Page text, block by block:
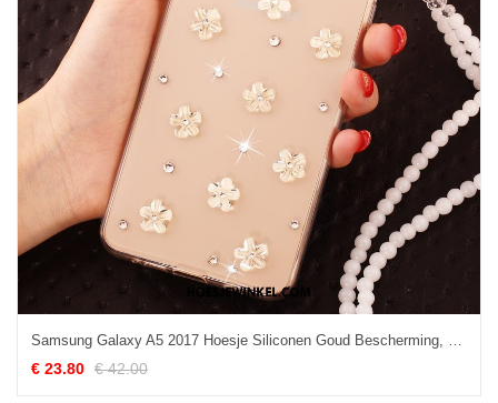
Samsung Galaxy A5 2017 Hoesje Siliconen Goud Bescherming, Samsung Galaxy A5 2017 Hoesje Hoes Anti-fall
€ 23.80 € 42.00